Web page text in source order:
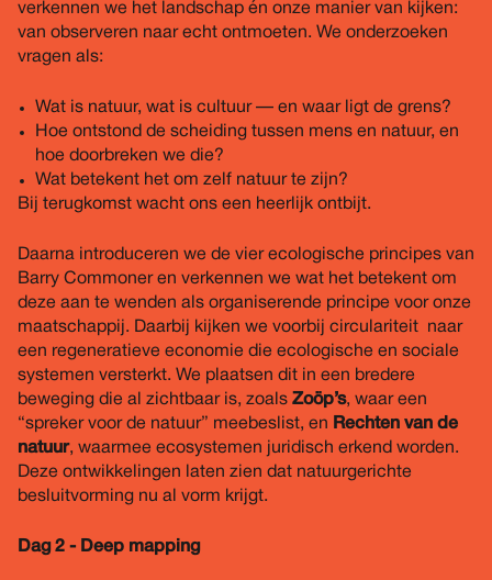
verkennen we het landschap én onze manier van kijken:
van observeren naar echt ontmoeten. We onderzoeken
vragen als:
Wat is natuur, wat is cultuur — en waar ligt de grens?
Hoe ontstond de scheiding tussen mens en natuur, en
hoe doorbreken we die?
Wat betekent het om zelf natuur te zijn?
Bij terugkomst wacht ons een heerlijk ontbijt.
Daarna introduceren we de vier ecologische principes van
Barry Commoner en verkennen we wat het betekent om
deze aan te wenden als organiserende principe voor onze
maatschappij. Daarbij kijken we voorbij circulariteit naar
een regeneratieve economie die ecologische en sociale
systemen versterkt. We plaatsen dit in een bredere
beweging die al zichtbaar is, zoals Zoöp’s, waar een
“spreker voor de natuur” meebeslist, en Rechten van de
natuur, waarmee ecosystemen juridisch erkend worden.
Deze ontwikkelingen laten zien dat natuurgerichte
besluitvorming nu al vorm krijgt.
Dag 2 - Deep mapping